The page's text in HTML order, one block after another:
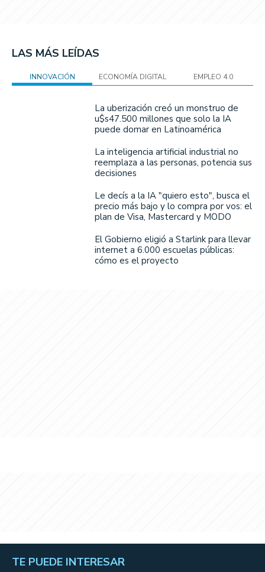
LAS MÁS LEÍDAS
INNOVACIÓN ECONOMÍA DIGITAL EMPLEO 4.0
La uberización creó un monstruo de
u$s47.500 millones que solo la IA
puede domar en Latinoamérica
La inteligencia artificial industrial no
reemplaza a las personas, potencia sus
decisiones
Le decís a la IA "quiero esto", busca el
precio más bajo y lo compra por vos: el
plan de Visa, Mastercard y MODO
El Gobierno eligió a Starlink para llevar
internet a 6.000 escuelas públicas:
cómo es el proyecto
TE PUEDE INTERESAR